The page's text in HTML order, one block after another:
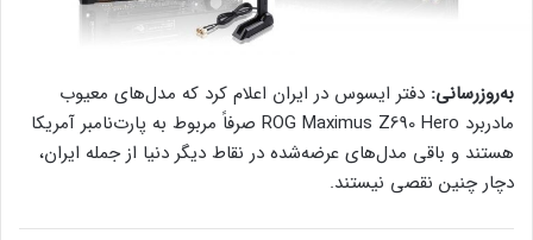
به‌روزرسانی: دفتر ایسوس در ایران اعلام کرد که مدل‌های معیوب
مادربرد ROG Maximus Z690 Hero صرفاً مربوط به پارت‌نامبر آمریکا
هستند و باقی مدل‌های عرضه‌شده در نقاط دیگر دنیا از جمله ایران،
دچار چنین نقصی نیستند.